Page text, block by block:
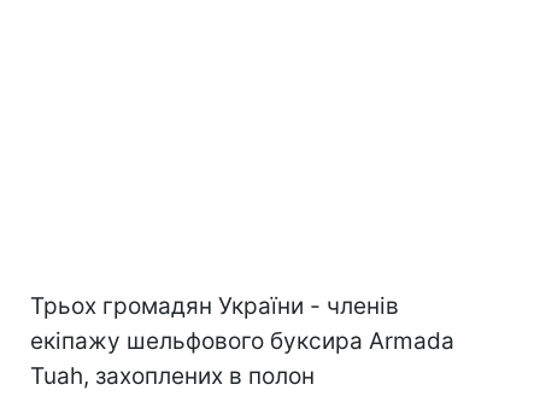
Трьох громадян України - членів
екіпажу шельфового буксира Armada
Tuah, захоплених в полон